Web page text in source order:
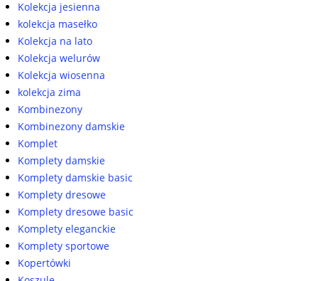
Kolekcja jesienna
kolekcja masełko
Kolekcja na lato
Kolekcja welurów
Kolekcja wiosenna
kolekcja zima
Kombinezony
Kombinezony damskie
Komplet
Komplety damskie
Komplety damskie basic
Komplety dresowe
Komplety dresowe basic
Komplety eleganckie
Komplety sportowe
Kopertówki